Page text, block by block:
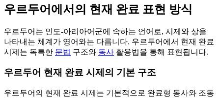
우르두어에서의 현재 완료 표현 방식
우르두어는 인도-아리아어군에 속하는 언어로, 시제와 상을
나타내는 체계가 영어와는 다릅니다. 우르두어에서 현재 완료
시제는 독특한 문법 구조와 동사 활용법을 통해 표현됩니다.
우르두어 현재 완료 시제의 기본 구조
우르두어의 현재 완료 시제는 기본적으로 완료형 동사와 조동